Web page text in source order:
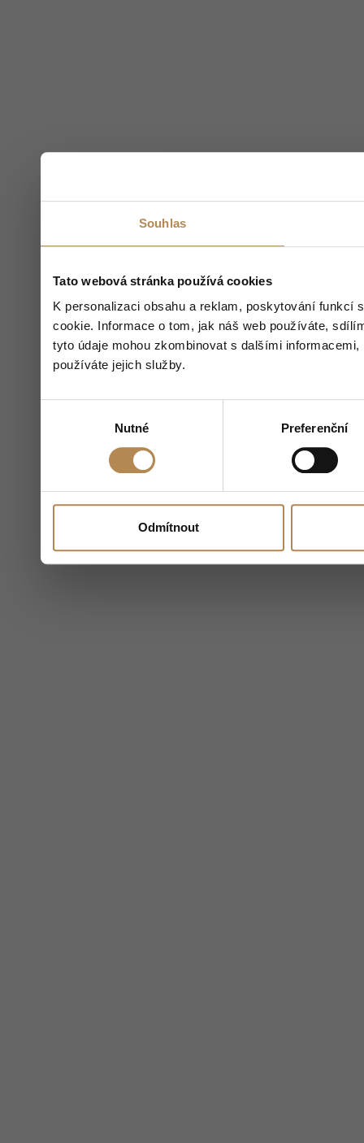
Souhlas
Tato webová stránka používá cookies
K personalizaci obsahu a reklam, poskytování
cookie. Informace o tom, jak náš web používáte,
tyto údaje mohou zkombinovat s dalšími
používáte jejich služby.
Nutné Preferenční
Odmítnout